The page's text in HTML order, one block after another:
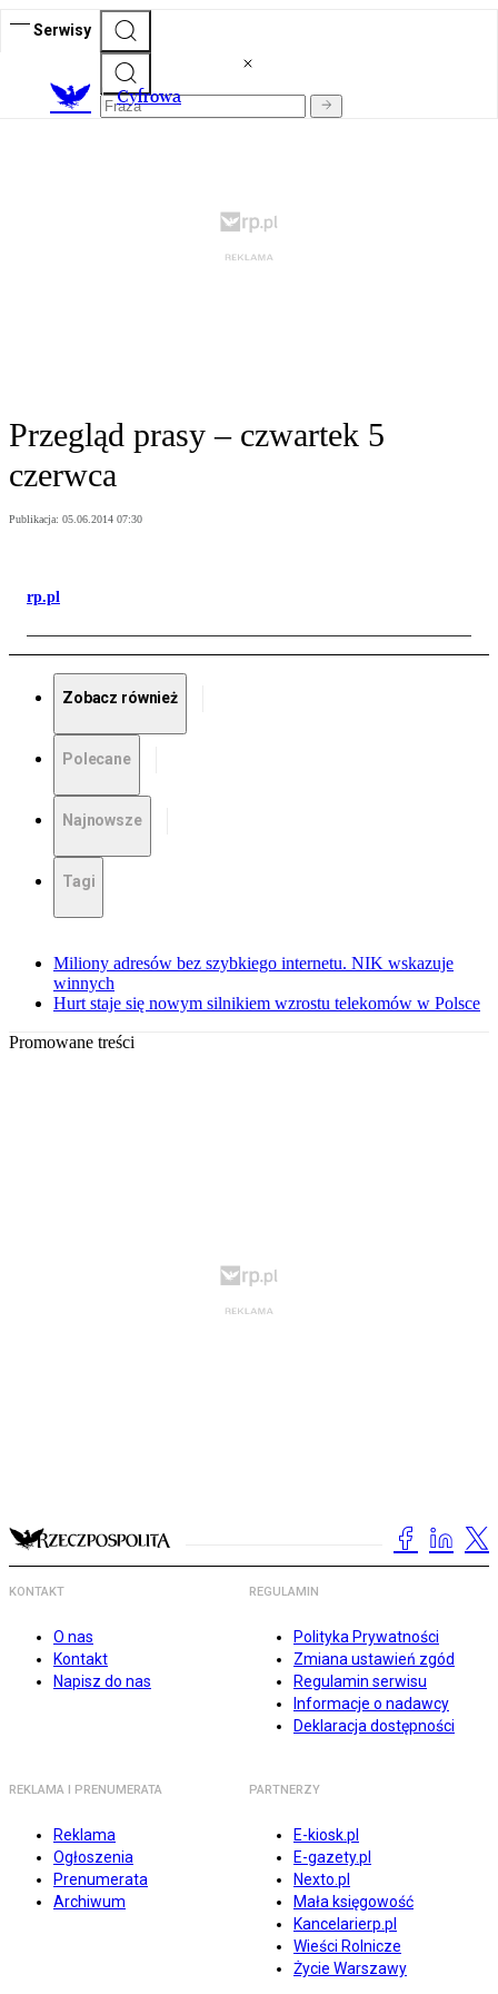
Serwisy
Cyfrowa
Przegląd prasy – czwartek 5
czerwca
Publikacja: 05.06.2014 07:30
rp.pl
Zobacz również
Polecane
Najnowsze
Tagi
Miliony adresów bez szybkiego internetu. NIK wskazuje
winnych
Hurt staje się nowym silnikiem wzrostu telekomów w Polsce
Promowane treści
KONTAKT
O nas
Kontakt
Napisz do nas
REGULAMIN
Polityka Prywatności
Zmiana ustawień zgód
Regulamin serwisu
Informacje o nadawcy
Deklaracja dostępności
REKLAMA I PRENUMERATA
Reklama
Ogłoszenia
Prenumerata
Archiwum
PARTNERZY
E-kiosk.pl
E-gazety.pl
Nexto.pl
Mała księgowość
Kancelarierp.pl
Wieści Rolnicze
Życie Warszawy